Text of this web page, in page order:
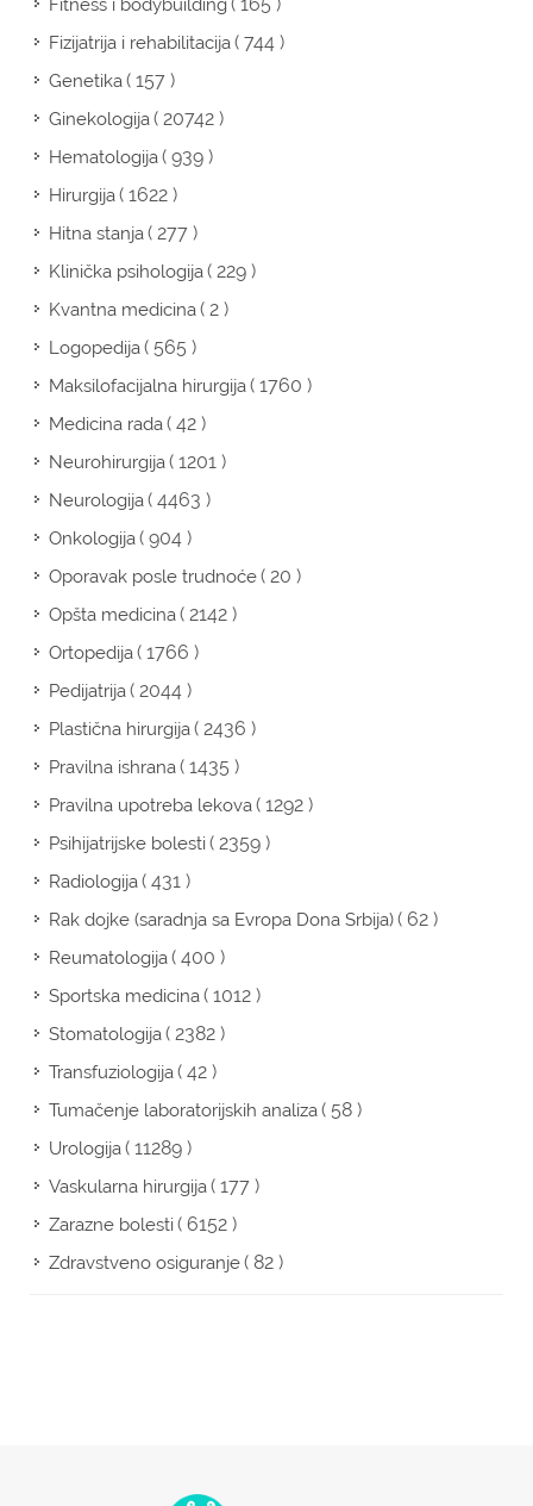
Fitness i bodybuilding
Fizijatrija i rehabilitacija( 744 )
Genetika( 157 )
Ginekologija( 20742 )
Hematologija( 939 )
Hirurgija( 1622 )
Hitna stanja( 277 )
Klinička psihologija( 229 )
Kvantna medicina( 2 )
Logopedija( 565 )
Maksilofacijalna hirurgija( 1760 )
Medicina rada( 42 )
Neurohirurgija( 1201 )
Neurologija( 4463 )
Onkologija( 904 )
Oporavak posle trudnoće( 20 )
Opšta medicina( 2142 )
Ortopedija( 1766 )
Pedijatrija( 2044 )
Plastična hirurgija( 2436 )
Pravilna ishrana( 1435 )
Pravilna upotreba lekova( 1292 )
Psihijatrijske bolesti( 2359 )
Radiologija( 431 )
Rak dojke (saradnja sa Evropa Dona Srbija)( 62 )
Reumatologija( 400 )
Sportska medicina( 1012 )
Stomatologija( 2382 )
Transfuziologija( 42 )
Tumačenje laboratorijskih analiza( 58 )
Urologija( 11289 )
Vaskularna hirurgija( 177 )
Zarazne bolesti( 6152 )
Zdravstveno osiguranje( 82 )